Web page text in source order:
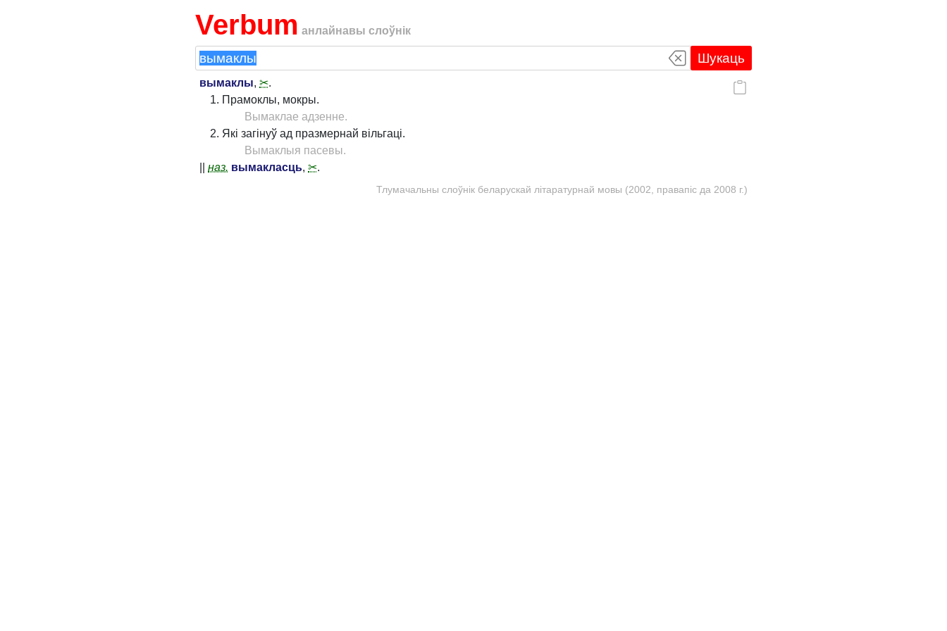
Verbum анлайнавы слоўнік
Шукаць
вымаклы, ✂.
Прамоклы, мокры.
Вымаклае адзенне.
Які загінуў ад празмернай вільгаці.
Вымаклыя пасевы.
наз. вымакласць, ✂.
Тлумачальны слоўнік беларускай літаратурнай мовы (2002, правапіс да 2008 г.)